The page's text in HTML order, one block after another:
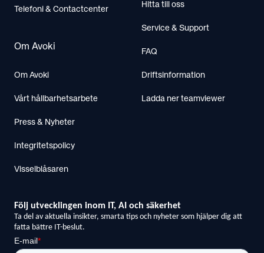
Telefoni & Contactcenter
Om Avoki
Om Avoki
Vårt hållbarhetsarbete
Press & Nyheter
Integritetspolicy
Visselblåsaren
Hitta till oss
Service & Support
FAQ
Driftsinformation
Ladda ner teamviewer